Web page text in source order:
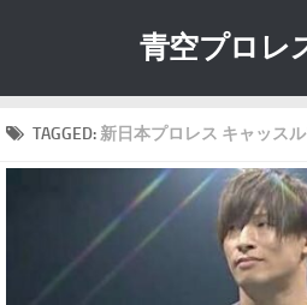
青空プロレ
TAGGED: 新日本プロレス キャッス